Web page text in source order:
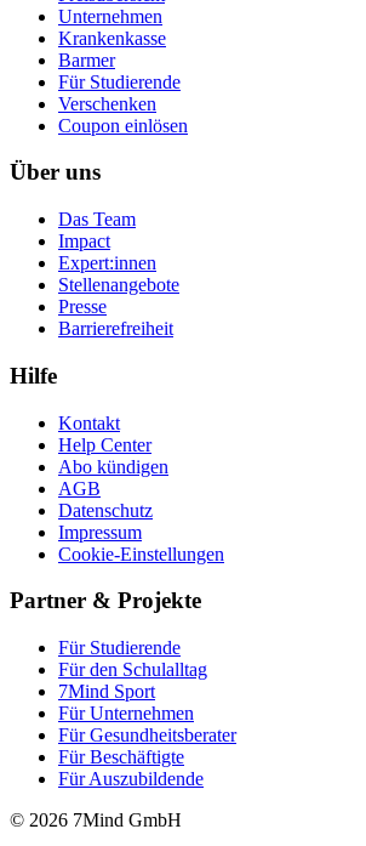
Unternehmen
Krankenkasse
Barmer
Für Studierende
Ver­schen­ken
Coupon einlösen
Über uns
Das Team
Impact
Expert:innen
Stellenangebote
Presse
Barrierefreiheit
Hilfe
Kontakt
Help Center
Abo kündigen
AGB
Datenschutz
Impressum
Cookie-Einstellungen
Partner & Projekte
Für Stu­die­rende
Für den Schulalltag
7Mind Sport
Für Unter­neh­men
Für Gesund­heits­be­ra­ter
Für Beschäftigte
Für Auszubildende
© 2026 7Mind GmbH